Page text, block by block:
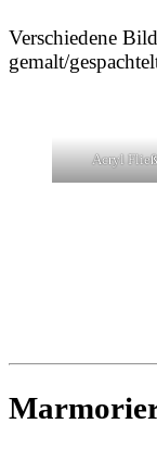
Verschiedene
gemalt/
Acryl